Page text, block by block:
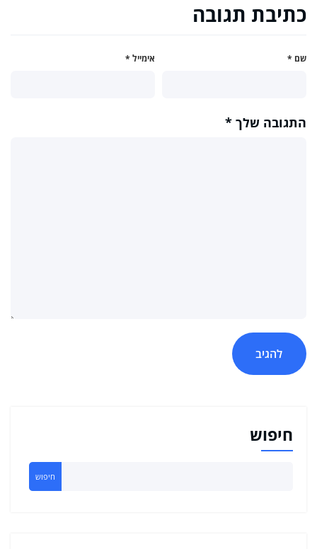
כתיבת תגובה
שם * אימייל *
התגובה שלך *
חיפוש
חיפוש